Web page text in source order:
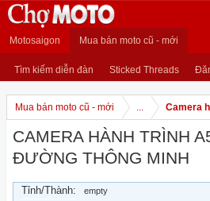
Motosaigon Mua bán moto cũ - mới
Tìm kiếm diễn đàn Sticked Threads
Mua bán moto cũ - mới ... Camera
CAMERA HÀNH TRÌNH
ĐƯỜNG THÔNG MINH
Tỉnh/Thành: empty